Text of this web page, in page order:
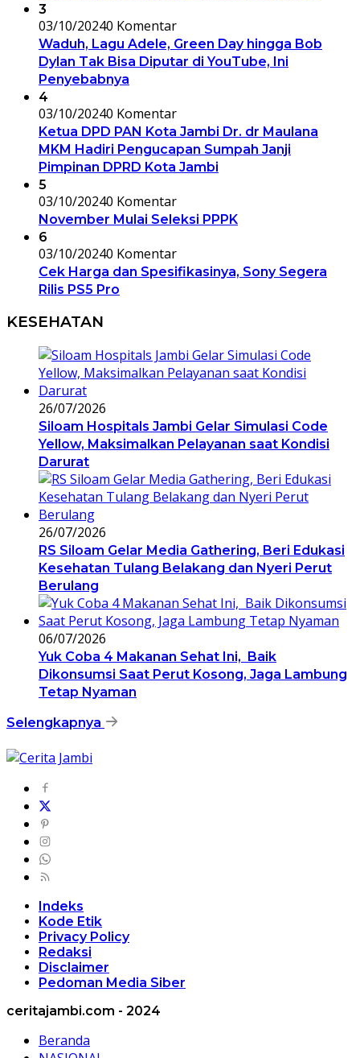
3
03/10/20240 Komentar
Waduh, Lagu Adele, Green Day hingga Bob
Dylan Tak Bisa Diputar di YouTube, Ini
Penyebabnya
4
03/10/20240 Komentar
Ketua DPD PAN Kota Jambi Dr. dr Maulana
MKM Hadiri Pengucapan Sumpah Janji
Pimpinan DPRD Kota Jambi
5
03/10/20240 Komentar
November Mulai Seleksi PPPK
6
03/10/20240 Komentar
Cek Harga dan Spesifikasinya, Sony Segera
Rilis PS5 Pro
KESEHATAN
26/07/2026
Siloam Hospitals Jambi Gelar Simulasi Code
Yellow, Maksimalkan Pelayanan saat Kondisi
Darurat
26/07/2026
RS Siloam Gelar Media Gathering, Beri Edukasi
Kesehatan Tulang Belakang dan Nyeri Perut
Berulang
06/07/2026
Yuk Coba 4 Makanan Sehat Ini, Baik
Dikonsumsi Saat Perut Kosong, Jaga Lambung
Tetap Nyaman
Selengkapnya
Indeks
Kode Etik
Privacy Policy
Redaksi
Disclaimer
Pedoman Media Siber
ceritajambi.com - 2024
Beranda